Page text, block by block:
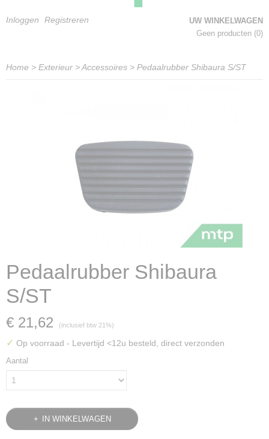
Inloggen Registreren
UW WINKELWAGEN
Geen producten (0)
Home > Exterieur >Accessoires > Pedaalrubber Shibaura S/ST
Pedaalrubber Shibaura
S/ST
€ 21,62 (inclusief btw 21%)
✓ Op voorraad - Levertijd <12u besteld, direct verzonden
Aantal
IN WINKELWAGEN